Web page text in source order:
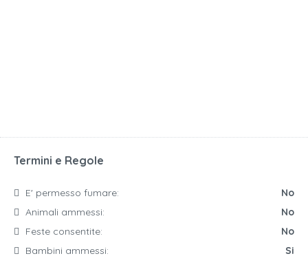
Termini e Regole
E' permesso fumare:
No
Animali ammessi:
No
Feste consentite:
No
Bambini ammessi:
Si